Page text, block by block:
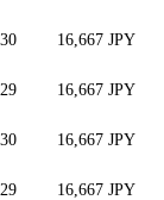
16,667 JPY
16,667 JPY
16,667 JPY
16,667 JPY